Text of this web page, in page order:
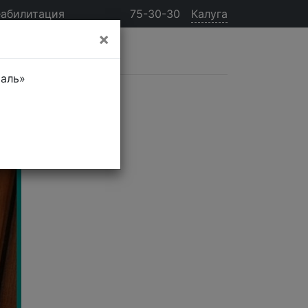
75-30-30 Калуга
×